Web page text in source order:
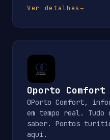
Ver detalhes→
Oporto Comfort
OPorto Comfort,
em tempo real. Tudo
saber. Pontos
aqui.